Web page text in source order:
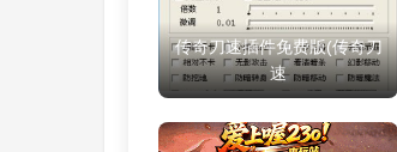
传奇刀速插件免费版(传奇刀
速